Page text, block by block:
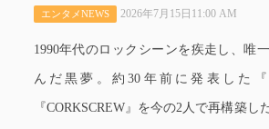
エンタメNEWS 2026年7月15日11:00 AM
1990年代のロックシーンを疾走し、唯
んだ黒夢。約30年前に発表した『
『CORKSCREW』を今の2人で再構築し